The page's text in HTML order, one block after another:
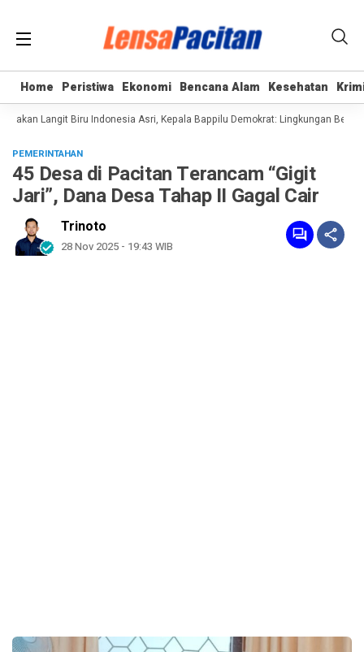
Home Peristiwa Ekonomi Bencana Alam Kesehatan
Home Peristiwa Ekonomi Bencana Alam Kesehatan
Langit Biru Indonesia Asri, Kepala Bappilu Demokrat: Lingkungan Bersih
PEMERINTAHAN
45 Desa di Pacitan Terancam “Gigit
Jari”, Dana Desa Tahap II Gagal Cair
Trinoto
28 Nov 2025 - 19:43 WIB